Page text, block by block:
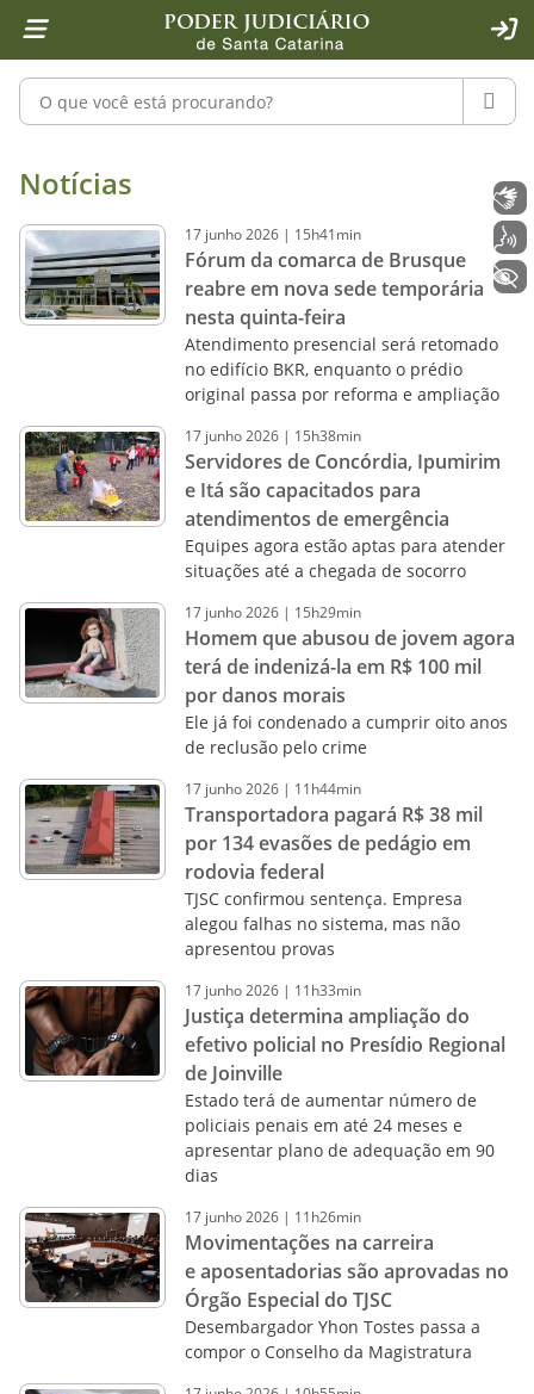
1 Ir para o conteúdo
2 Ir para a ferramenta de acessibilidade - Rybená
4 Ir para o menu principal
5 Ir para a pesquisa
6 Ir para o rodapé
7 Ir para a página inicial
Pesquisar no portal
Notícias - Imprensa - Poder
Notícias
17 junho2026 | 15h41min
Fórum da comarca de Brusque
reabre em nova sede temporária
nesta quinta-feira
Atendimento presencial será retomado
no edifício BKR, enquanto o prédio
original passa por reforma e ampliação
17 junho2026 | 15h38min
Servidores de Concórdia, Ipumirim
e Itá são capacitados para
atendimentos de emergência
Equipes agora estão aptas para atender
situações até a chegada de socorro
17 junho2026 | 15h29min
Homem que abusou de jovem agora
terá de indenizá-la em R$ 100 mil
por danos morais
Ele já foi condenado a cumprir oito anos
de reclusão pelo crime
17 junho2026 | 11h44min
Transportadora pagará R$ 38 mil
por 134 evasões de pedágio em
rodovia federal
TJSC confirmou sentença. Empresa
alegou falhas no sistema, mas não
apresentou provas
17 junho2026 | 11h33min
Justiça determina ampliação do
efetivo policial no Presídio Regional
de Joinville
Estado terá de aumentar número de
policiais penais em até 24 meses e
apresentar plano de adequação em 90
dias
17 junho2026 | 11h26min
Movimentações na carreira
e aposentadorias são aprovadas no
Órgão Especial do TJSC
Desembargador Yhon Tostes passa a
compor o Conselho da Magistratura
+ Acessibilidade